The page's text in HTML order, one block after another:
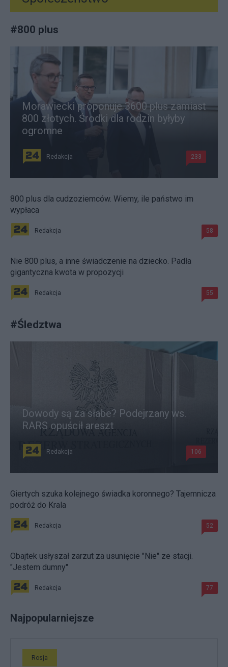
#800 plus
Morawiecki proponuje 3600 plus zamiast
800 złotych. Środki dla rodzin byłyby
ogromne
Redakcja 233
800 plus dla cudzoziemców. Wiemy, ile państwo im
wypłaca
Redakcja 58
Nie 800 plus, a inne świadczenie na dziecko. Padła
gigantyczna kwota w propozycji
Redakcja 55
#Śledztwa
Dowody są za słabe? Podejrzany ws.
RARS opuścił areszt
Redakcja 106
Giertych szuka kolejnego świadka koronnego? Tajemnicza
podróż do Krala
Redakcja 52
Obajtek usłyszał zarzut za usunięcie "Nie" ze stacji.
"Jestem dumny"
Redakcja 77
Najpopularniejsze
Rosja